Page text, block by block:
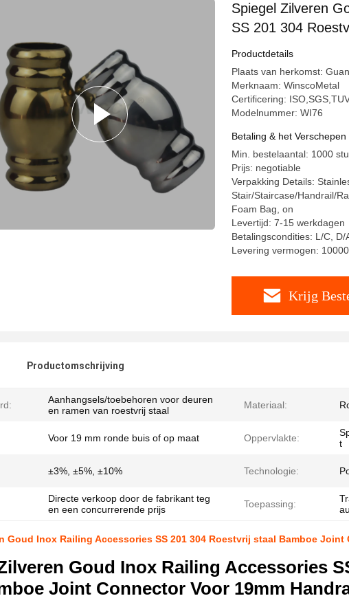
Spiegel Zilveren
SS 201 304
Connector Voor
Productdetails
Plaats van herkomst:
Merknaam: WinscoMetal
Certificering:
Modelnummer: WI76
Betaling & het Verschepen
Min. bestelaantal: 1000
Prijs: negotiable
Verpakking Details:
Stair/Staircase/Handrail/
Foam Bag, on
Levertijd: 7-15 werkdagen
Betalingscondities: L/C,
Levering vermogen:
Krijg
Productomschrijving
Aanhangsels/toebehoren voor deuren
en ramen van roestvrij staal
Materiaal:
Voor 19 mm ronde buis of op maat Oppervlakte:
t
±3%, ±5%, ±10% Technologie:
Directe verkoop door de fabrikant teg
en een concurrerende prijs
Toepassing:
Goud Inox Railing Accessories SS 201 304 Roestvrij staal Bamboe Joint
Goud Inox Railing Accessories
Joint Connector Voor 19mm